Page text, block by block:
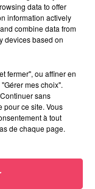
MÉDICALE
data to offer
information actively
combine data from
devices based on
fermer", ou affiner en
mes choix".
sans
pour ce site. Vous
à tout
de chaque page.